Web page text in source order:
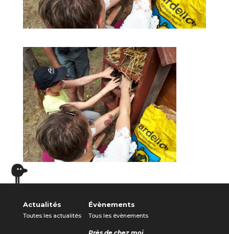
Actualités
Toutes les actualités
Évènements
Tous les évènements